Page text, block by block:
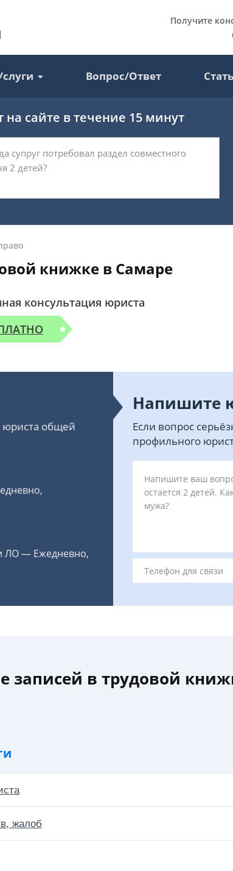
Получите
Вопрос/Ответ
сайте в течение 15 минут
книжке в Самаре
консультация юриста
юриста общей
ЛО — Ежедневно,
Напишите
Если вопрос
профильного
записей в трудовой
жалоб